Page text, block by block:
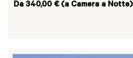
Da 340,00 € (a Camera a Notte)